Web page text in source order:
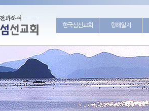
한국섬선교회 항해일지